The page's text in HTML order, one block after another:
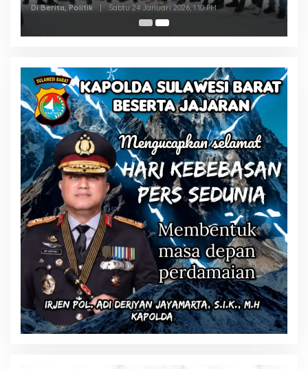
Di Berita, Politik | Sabtu 24 Januari 2026, 1:10 PM